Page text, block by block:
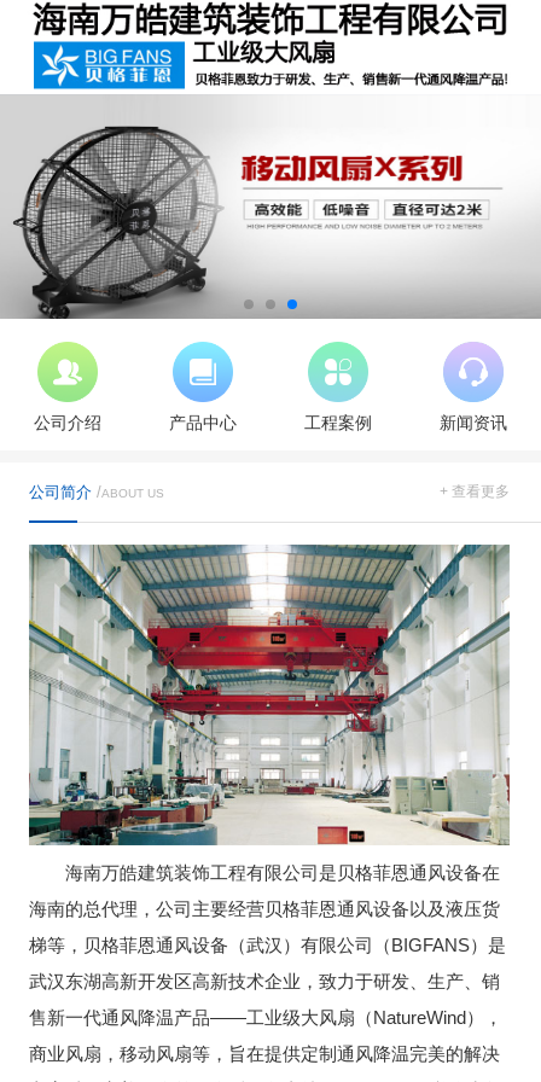
公司介绍 产品中心 工程案例 新闻资讯
公司简介 /ABOUT US + 查看更多
海南万皓建筑装饰工程有限公司是贝格菲恩通风设备在
海南的总代理，公司主要经营贝格菲恩通风设备以及液压货
梯等，贝格菲恩通风设备（武汉）有限公司（BIGFANS）是
武汉东湖高新开发区高新技术企业，致力于研发、生产、销
售新一代通风降温产品——工业级大风扇（NatureWind），
商业风扇，移动风扇等，旨在提供定制通风降温完美的解决